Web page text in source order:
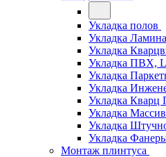
Укладка полов
Укладка
Укладка
Укладка ПВХ,
Укладка
Укладка
Укладка Кварц
Укладка
Укладка
Укладка
Монтаж плинтуса